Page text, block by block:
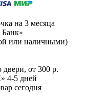
на 3 месяца
или наличными)
двери, от 300 р.
4-5 дней
сегодня